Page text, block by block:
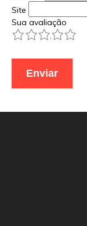
Site
Sua avaliação
5
4
3
2